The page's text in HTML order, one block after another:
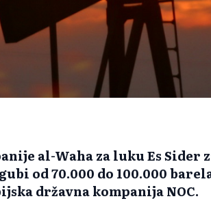
al-Waha za luku Es Sider
od 70.000 do 100.000
državna kompanija NOC.